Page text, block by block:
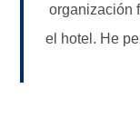
el hotel. He